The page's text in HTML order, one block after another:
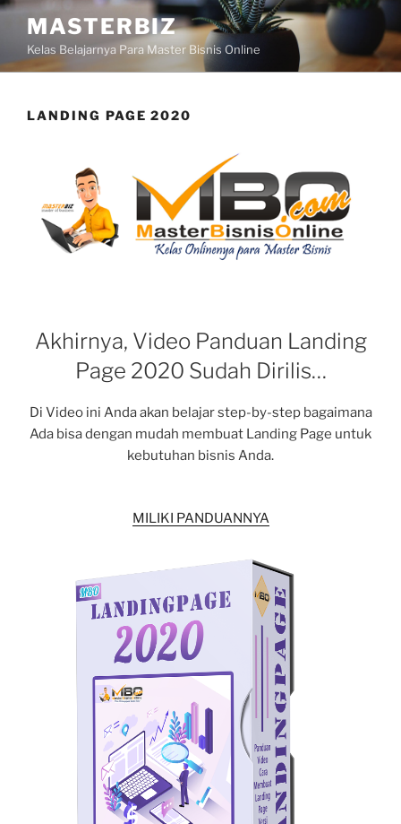
Skip
content
MASTERBIZ
Kelas Belajarnya Para Master Bisnis Online
LANDING PAGE 2020
Akhirnya, Video Panduan Landing
Page 2020 Sudah Dirilis…
Di Video ini Anda akan belajar step-by-step bagaimana
Ada bisa dengan mudah membuat Landing Page untuk
kebutuhan bisnis Anda.
MILIKI PANDUANNYA